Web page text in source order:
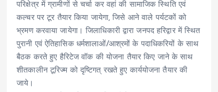
परिक्षेत्र में ग्रामीणों से चर्चा कर वहां की सामाजिक स्थिति एवं
कल्चर पर टूर तैयार किया जायेगा, जिसे आने वाले पर्यटकों को
भ्रमण करवाया जायेगा। जिलाधिकारी द्वारा जनपद हरिद्वार में स्थित
पुरानी एवं ऐतिहासिक धर्मशालाओं/आश्रमों के पदाधिकरियों के साथ
बैठक करते हुए हैरिटेज वॉक की योजना तैयार किए जाने के साथ
शीतकालीन टूरिज्म को दृष्टिगत् रखते हुए कार्ययोजना तैयार की
जाये।